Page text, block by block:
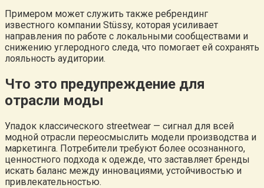
Примером может служить также ребрендинг
известного компании Stüssy, которая усиливает
направления по работе с локальными сообществами и
снижению углеродного следа, что помогает ей сохранять
лояльность аудитории.
Что это предупреждение для
отрасли моды
Упадок классического streetwear — сигнал для всей
модной отрасли переосмыслить модели производства и
маркетинга. Потребители требуют более осознанного,
ценностного подхода к одежде, что заставляет бренды
искать баланс между инновациями, устойчивостью и
привлекательностью.